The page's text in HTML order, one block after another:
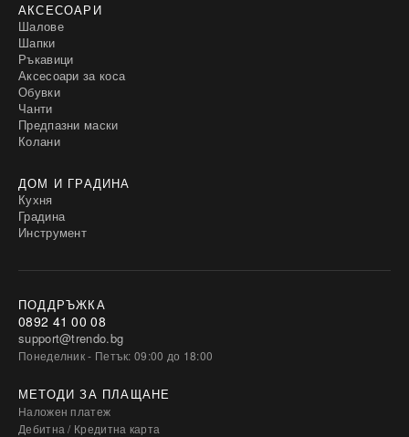
АКСЕСОАРИ
Шалове
Шапки
Ръкавици
Аксесоари за коса
Обувки
Чанти
Предпазни маски
Колани
ДОМ И ГРАДИНА
Кухня
Градина
Инструмент
ПОДДРЪЖКА
0892 41 00 08
support@trendo.bg
Понеделник - Петък: 09:00 до 18:00
МЕТОДИ ЗА ПЛАЩАНЕ
Наложен платеж
Дебитна / Кредитна карта